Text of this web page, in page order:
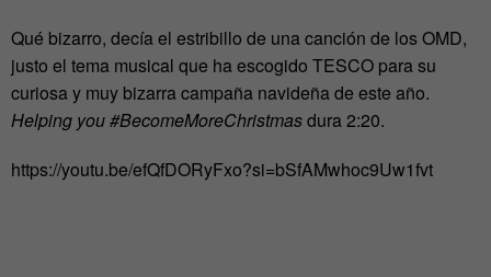
Qué bizarro, decía el estribillo de una canción de los OMD,
justo el tema musical que ha escogido TESCO para su
curiosa y muy bizarra campaña navideña de este año.
Helping you #BecomeMoreChristmasdura 2:20.
https://youtu.be/efQfDORyFxo?si=bSfAMwhoc9Uw1fvt